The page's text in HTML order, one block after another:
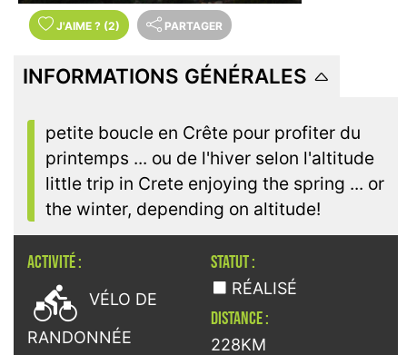
J'AIME ? (2) PARTAGER
INFORMATIONS GÉNÉRALES
petite boucle en Crête pour profiter du
printemps ... ou de l'hiver selon l'altitude
little trip in Crete enjoying the spring ... or
the winter, depending on altitude!
ACTIVITÉ :
 VÉLO DE
RANDONNÉE
STATUT :
RÉALISÉ
DISTANCE :
228KM